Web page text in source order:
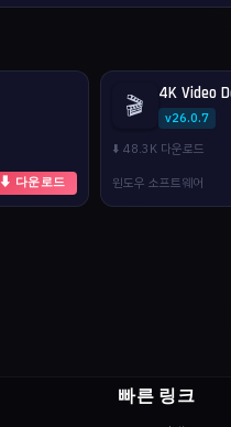
⬇ 다운로드
🎬 4K Video
v26.0.7
⬇️ 48.3K 다운로드
윈도우 소프트웨어
빠른 링크